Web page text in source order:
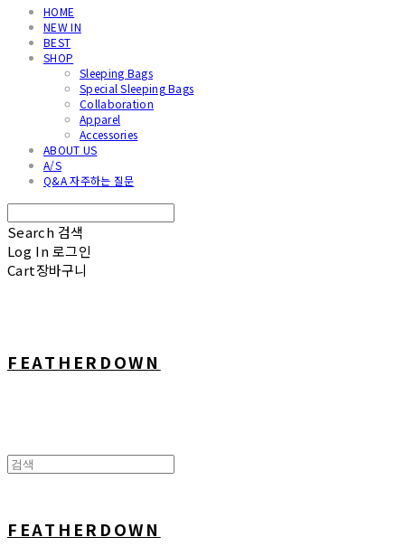
HOME
NEW IN
BEST
SHOP
Sleeping Bags
Special Sleeping Bags
Collaboration
Apparel
Accessories
ABOUT US
A/S
Q&A 자주하는 질문
Search 검색
Log In 로그인
Cart장바구니
FEATHERDOWN
FEATHERDOWN